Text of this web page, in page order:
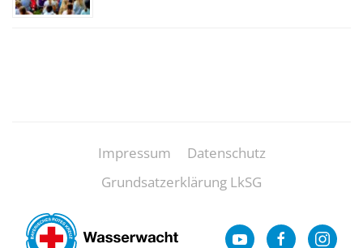
Impressum
Datenschutz
Grundsatzerklärung LkSG